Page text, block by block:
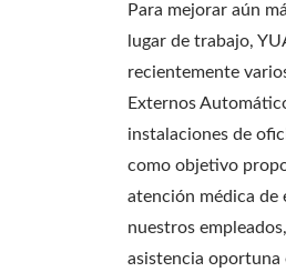
Para mejorar aún
lugar de trabajo,
recientemente
Externos
instalaciones de
como objetivo
atención médica de
nuestros
asistencia oportuna